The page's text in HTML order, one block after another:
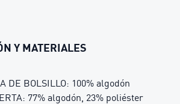
Y MATERIALES
DE BOLSILLO: 100% algodón
77% algodón, 23% poliéster